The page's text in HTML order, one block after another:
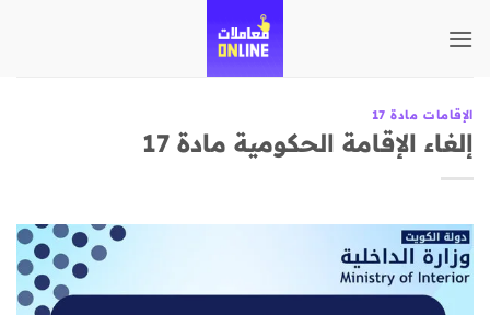
للمحتوى
الإقامات مادة 17
إلغاء الإقامة الحكومية مادة 17